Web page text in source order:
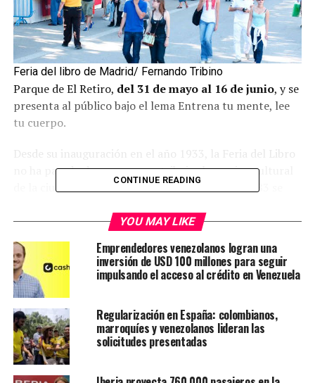
Feria del libro de Madrid/ Fernando Tribino
Parque de El Retiro, del 31 de mayo al 16 de junio, y se
presenta al público bajo el lema Entrena tu mente, lee
tu cuerpo.
Desde su inauguración en el año 1933, la Feria del Libro
no ha parado de crecer y contribuir al mosaico cultural
de la ciudad desde entonces. La edición número 83 se
espacio expositivo estará repartido a lo largo del Paseo
de Fernán Núñez (Paseo de Coches de El Retiro). Este
año la feria se compone por 358 casetas. Del total, 117
estarán ocupadas por librerías, 59 de las cuales son
especializadas, y 212 serán para editoriales, aunque este
último dato no corresponde al cómputo total de sellos
que estarán presentes en la Feria. El resto estarán
representadas por librerías, gremios, universidades y
distribuidoras.
CONTINUE READING
YOU MAY LIKE
Emprendedores venezolanos logran una
inversión de USD 100 millones para seguir
impulsando el acceso al crédito en Venezuela
Regularización en España: colombianos,
marroquíes y venezolanos lideran las
solicitudes presentadas